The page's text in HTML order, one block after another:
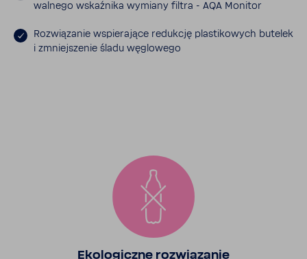
wal­nego wskaź­nika wymiany filtra - AQA Monitor
Rozwią­zanie wspie­ra­jące redukcję plasti­ko­wych butelek
i zmniej­szenie śladu węglo­wego
Ekolo­giczne rozwią­zanie